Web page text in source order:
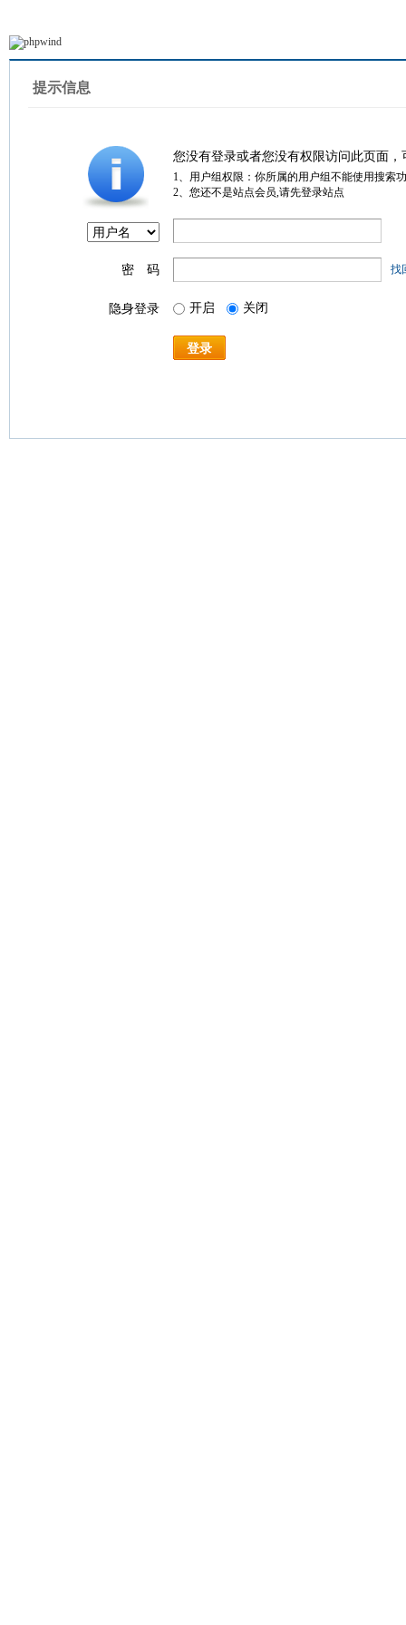
提示信息
您没有登录或者您没有权限访问此页面
1、用户组权限：你所属的用户组不能使用搜索
2、您还不是站点会员,请先登录站点
密 码 找
隐身登录 开启 关闭
登录